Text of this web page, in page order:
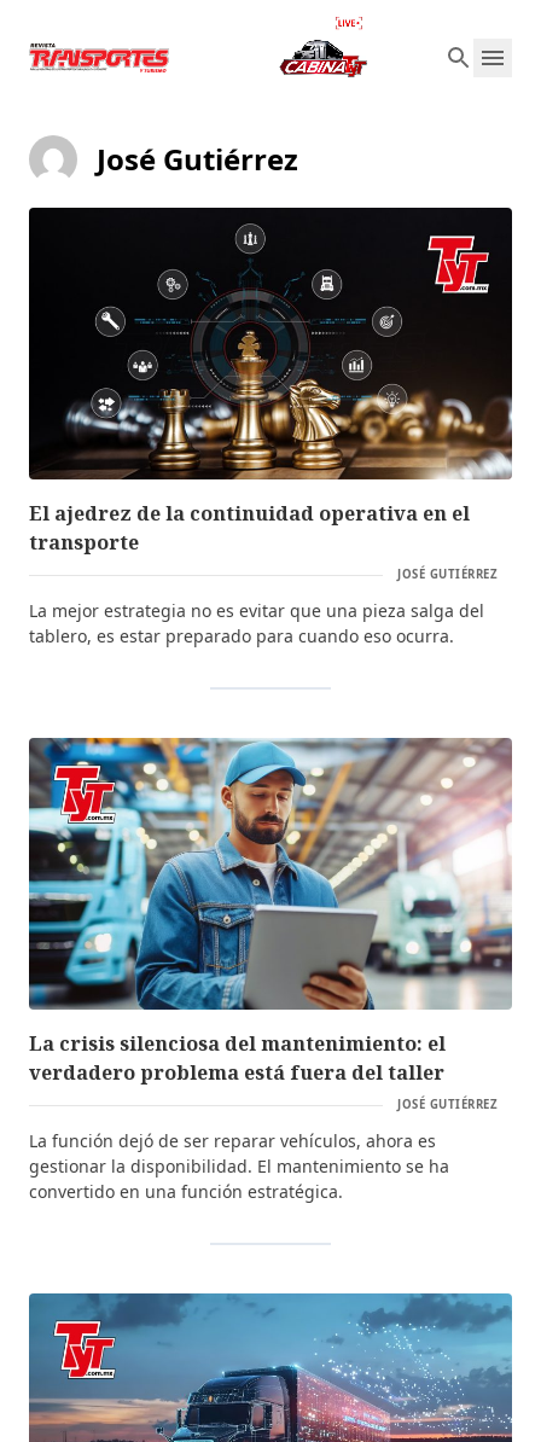
José Gutiérrez
El ajedrez de la continuidad operativa en el
transporte
JOSÉ GUTIÉRREZ
La mejor estrategia no es evitar que una pieza salga del
tablero, es estar preparado para cuando eso ocurra.
La crisis silenciosa del mantenimiento: el
verdadero problema está fuera del taller
JOSÉ GUTIÉRREZ
La función dejó de ser reparar vehículos, ahora es
gestionar la disponibilidad. El mantenimiento se ha
convertido en una función estratégica.